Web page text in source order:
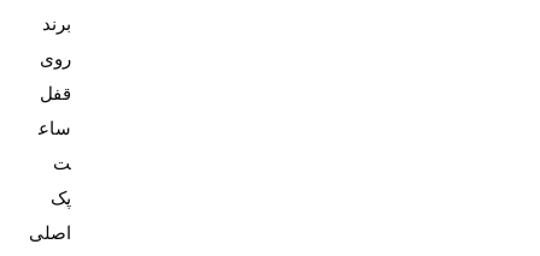
برند
روی
قفل
ساع
پک